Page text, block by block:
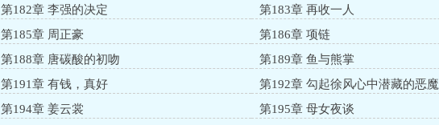
第182章 李强的决定
第183章 再收一人
第185章 周正豪
第186章 项链
第188章 唐碳酸的初吻
第189章 鱼与熊掌
第191章 有钱，真好
第192章 勾起徐风心中潜藏的恶魔
第194章 姜云裳
第195章 母女夜谈